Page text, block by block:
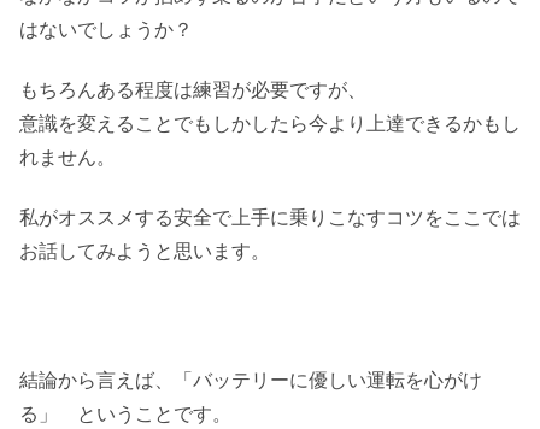
はないでしょうか？
もちろんある程度は練習が必要ですが、
意識を変えることでもしかしたら今より上達できるかもし
れません。
私がオススメする安全で上手に乗りこなすコツをここでは
お話してみようと思います。
結論から言えば、「バッテリーに優しい運転を心がけ
る」 ということです。